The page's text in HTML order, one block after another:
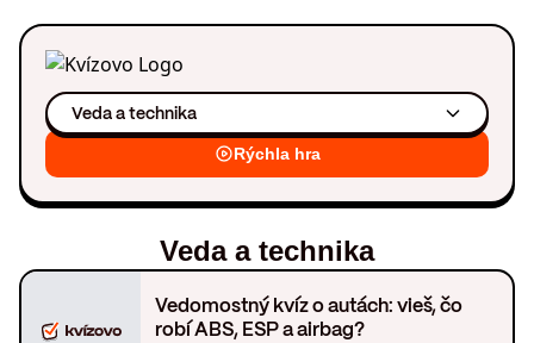
Veda a technika
Rýchla hra
Veda a technika
Vedomostný kvíz o autách: vieš, čo
robí ABS, ESP a airbag?